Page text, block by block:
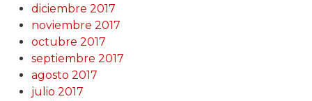
diciembre 2017
noviembre 2017
octubre 2017
septiembre 2017
agosto 2017
julio 2017